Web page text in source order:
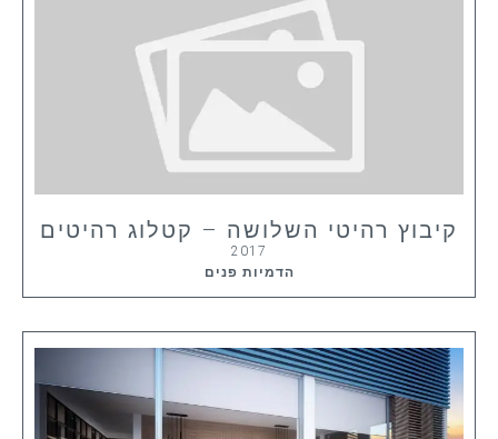
קיבוץ רהיטי השלושה – קטלוג רהיטים
2017
הדמיות פנים